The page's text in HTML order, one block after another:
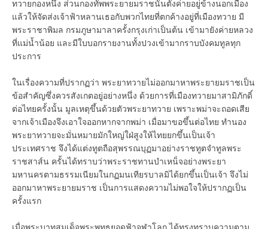
ทวายกองหนึ่ง ส่วนกองทัพพระยายมราชนั้นตั้งค่ายอยู่ข้างนอกเมือง
แล้วให้จัดส่งเจ้าฟ้าหลานเธอกับพวกไทยที่ตกค้างอยู่ที่เมืองทวาย มี
พระราชาพิมล กรมภูษามาลาครั้งกรุงเก่าเป็นต้น เข้ามายังค่ายหลวง
ที่แม่น้ำน้อย และมีใบบอกรายงานทั้งปวงเข้ามากราบบังคมทูลทุก
ประการ
ในเรื่องความที่ปรากฏว่า พระยาทวายไม่ออกมาหาพระยายมราชเป็น
ข้อสำคัญซึ่งควรสังเกตอยู่อย่างหนึ่ง ด้วยการที่เมืองทวายมาสามิภักดิ์
ต่อไทยครั้งนั้น มูลเหตุขึ้นด้วยตัวพระยาทวาย เพราะพม่าจะถอดเสีย
จากเจ้าเมืองจึงเอาใจออกหากจากพม่า เมื่อมาขอขึ้นต่อไทย ทำนอง
พระยาทวายจะมั่นหมายมักใหญ่ใฝ่สูงให้ไทยยกขึ้นเป็นเจ้า
ประเทศราช จึงได้แต่งทูตถือสุพรรณบุฏมาอย่างราชทูตจำทูลพระ
ราชสาส์น ครั้นได้ทราบว่าพระราชทานบำเหน็จอย่างพระยา
มหานครตามธรรมเนียมในกฏมนเทียรบาลมิได้ยกขึ้นเป็นเจ้า จึงไม่
ออกมาหาพระยายมราช เป็นการแสดงความไม่พอใจให้ปรากฏเป็น
ครั้งแรก